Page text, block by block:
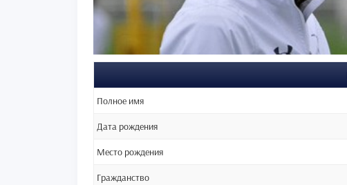
Полное имя
Дата рождения
Место рождения
Гражданство